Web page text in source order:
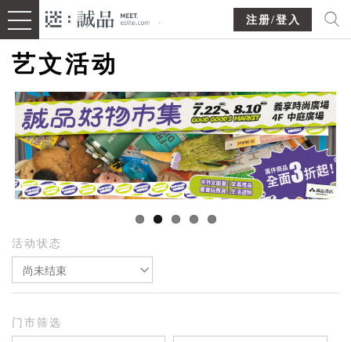
注册/登入
艺文活动
活动状态
尚未结束
门市筛选